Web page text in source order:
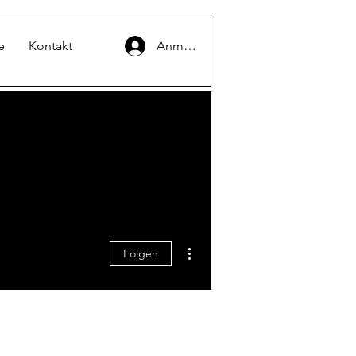
Kontakt Anmelden
Folgen